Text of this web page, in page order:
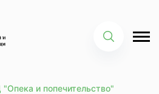
и попечительство"